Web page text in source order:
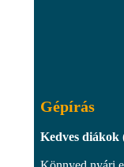
Gépírás
Kedves diákok